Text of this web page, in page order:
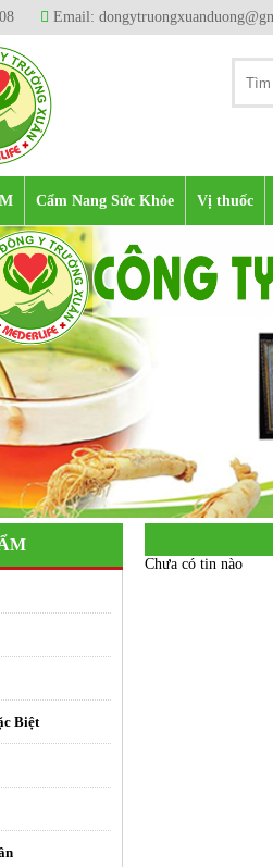
Email:
Cẩm Nang Sức Khỏe Vị thuốc
Biệt
Chưa có tin nào